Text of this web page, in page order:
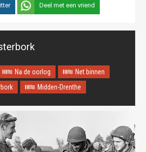
Deel met een vriend
Na de oorlog
Net binnen
Midden-Drenthe